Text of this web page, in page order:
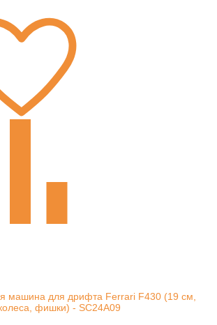
машина для дрифта Ferrari F430 (19 см,
фишки) - SC24A09